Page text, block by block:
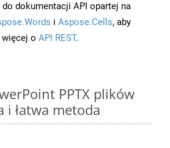
dokumentacji API opartej na
i Aspose.Cells, aby
o API REST.
PPTX plików
i łatwa metoda